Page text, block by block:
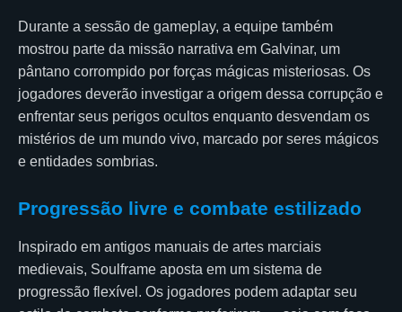
Durante a sessão de gameplay, a equipe também
mostrou parte da missão narrativa em Galvinar, um
pântano corrompido por forças mágicas misteriosas. Os
jogadores deverão investigar a origem dessa corrupção e
enfrentar seus perigos ocultos enquanto desvendam os
mistérios de um mundo vivo, marcado por seres mágicos
e entidades sombrias.
Progressão livre e combate estilizado
Inspirado em antigos manuais de artes marciais
medievais, Soulframe aposta em um sistema de
progressão flexível. Os jogadores podem adaptar seu